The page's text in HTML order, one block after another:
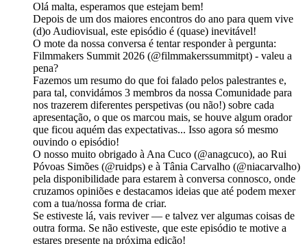
Olá malta, esperamos que estejam bem!
Depois de um dos maiores encontros do ano para quem vive
(d)o Audiovisual, este episódio é (quase) inevitável!
O mote da nossa conversa é tentar responder à pergunta:
Filmmakers Summit 2026 (@filmmakerssummitpt) - valeu a
pena?
Fazemos um resumo do que foi falado pelos palestrantes e,
para tal, convidámos 3 membros da nossa Comunidade para
nos trazerem diferentes perspetivas (ou não!) sobre cada
apresentação, o que os marcou mais, se houve algum orador
que ficou aquém das expectativas... Isso agora só mesmo
ouvindo o episódio!
O nosso muito obrigado à Ana Cuco (@anagcuco), ao Rui
Póvoas Simões (@ruidps) e à Tânia Carvalho (@niacarvalho)
pela disponibilidade para estarem à conversa connosco, onde
cruzamos opiniões e destacamos ideias que até podem mexer
com a tua/nossa forma de criar.
Se estiveste lá, vais reviver — e talvez ver algumas coisas de
outra forma. Se não estiveste, que este episódio te motive a
estares presente na próxima edição!